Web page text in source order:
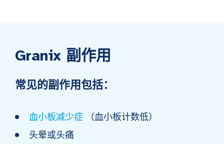
Granix 副作用
常见的副作用包括：
血小板减少症 （血小板计数低）
头晕或头痛